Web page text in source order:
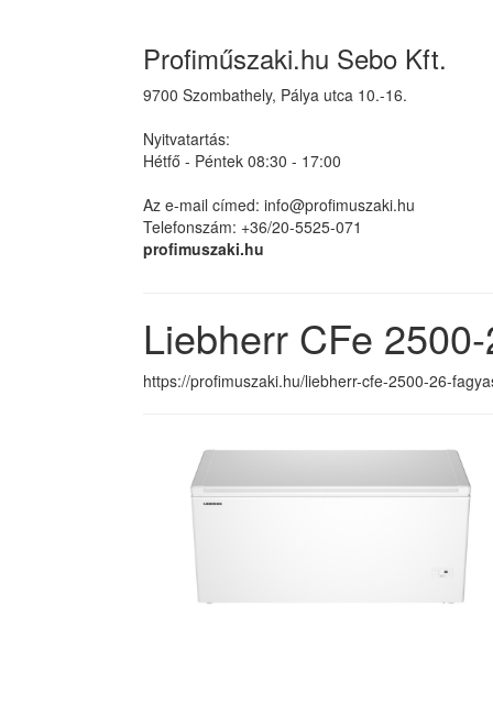
Profiműszaki.hu Sebo Kft.
9700 Szombathely, Pálya utca 10.-16.
Nyitvatartás:
Hétfő - Péntek 08:30 - 17:00
Az e-mail címed: info@profimuszaki.hu
Telefonszám: +36/20-5525-071
profimuszaki.hu
Liebherr CFe
https://profimuszaki.hu/liebherr-cfe-2500-26-